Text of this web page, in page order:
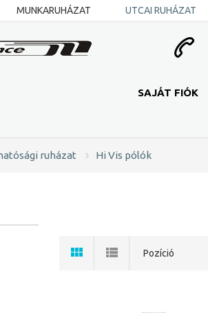
SAJÁT FIÓK
MUNKARUHÁZAT UTCAI RUHÁZAT
ruházat Hi Vis pólók
Pozíció